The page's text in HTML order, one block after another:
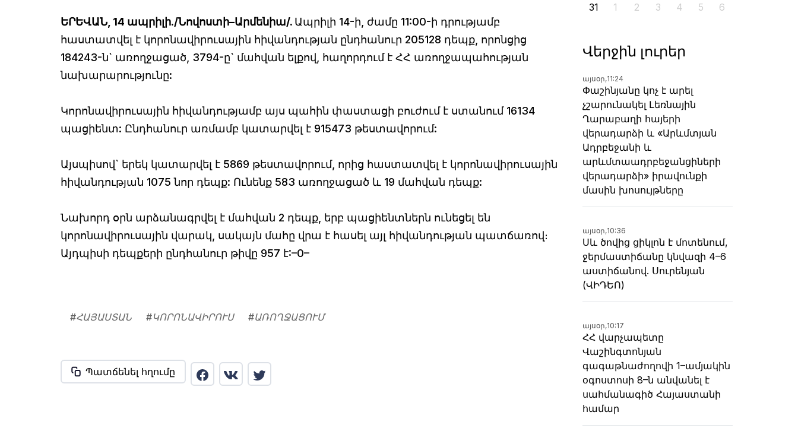
ԵՐԵՎԱՆ, 14 ապրիլի./Նովոստի–Արմենիա/. Ապրիլի 14-ի, ժամը 11:00-ի դրությամբ
հաստատվել է կորոնավիրուսային հիվանդության ընդհանուր 205128 դեպք, որոնցից
184243-ն` առողջացած, 3794-ը` մահվան ելքով, հաղորդում է ՀՀ առողջապահության
նախարարությունը:
Կորոնավիրուսային հիվանդությամբ այս պահին փաստացի բուժում է ստանում 16134
պացիենտ: Ընդհանուր առմամբ կատարվել է 915473 թեստավորում:
Այսպիսով` երեկ կատարվել է 5869 թեստավորում, որից հաստատվել է կորոնավիրուսային
հիվանդության 1075 նոր դեպք: Ունենք 583 առողջացած և 19 մահվան դեպք:
Նախորդ օրն արձանագրվել է մահվան 2 դեպք, երբ պացիենտներն ունեցել են
կորոնավիրուսային վարակ, սակայն մահը վրա է հասել այլ հիվանդության պատճառով։
Այդպիսի դեպքերի ընդհանուր թիվը 957 է:–0–
#ՀԱՅԱՍՏԱՆ #ԿՈՐՈՆԱՎԻՐՈՒՍ #ԱՌՈՂՋԱՑՈՒՄ
Պատճենել հղումը
31
1 2 3 4 5 6
Վերջին լուրեր
այսօր,11:24
Փաշինյանը կոչ է արել
չշարունակել Լեռնային
Ղարաբաղի հայերի
վերադարձի և «Արևմտյան
Ադրբեջանի և
արևմտաադրբեջանցիների
վերադարձի» իրավունքի
մասին խոսույթները
այսօր,10:36
Սև ծովից ցիկլոն է մոտենում,
ջերմաստիճանը կնվազի 4–6
աստիճանով. Սուրենյան
(ՎԻԴԵՈ)
այսօր,10:17
ՀՀ վարչապետը
Վաշինգտոնյան
գագաթնաժողովի 1–ամյակին
օգոստոսի 8–ն անվանել է
սահմանագիծ Հայաստանի
համար